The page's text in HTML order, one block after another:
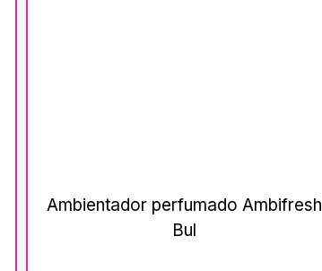
Ambientador perfumado Ambifresh
Bul